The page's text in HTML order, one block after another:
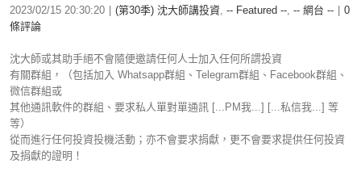
2023/02/15 20:30:20 (第30季) 沈大師講投資, -- Featured --, -- 網台 --
0
條評論
沈大師或其助手絕不會隨便邀請任何人士加入任何所謂投資
有關群組，（包括加入 Whatsapp群組、Telegram群組、Facebook群組、
微信群組或
其他通訊軟件的群組、要求私人單對單通訊 [...PM我...] [...私信我...] 等
等）
從而進行任何投資投機活動；亦不會要求捐獻，更不會要求提供任何投資
及捐獻的證明！